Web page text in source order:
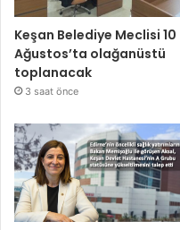
Keşan Belediye Meclisi 10
Ağustos’ta olağanüstü
toplanacak
3 saat önce